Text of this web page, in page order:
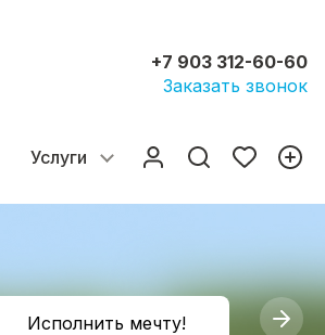
+7 903 312-60-60
Заказать звонок
Услуги
Исполнить мечту!